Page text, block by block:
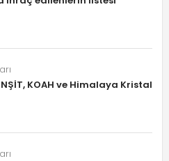
KOAH ve Himalaya Kristal